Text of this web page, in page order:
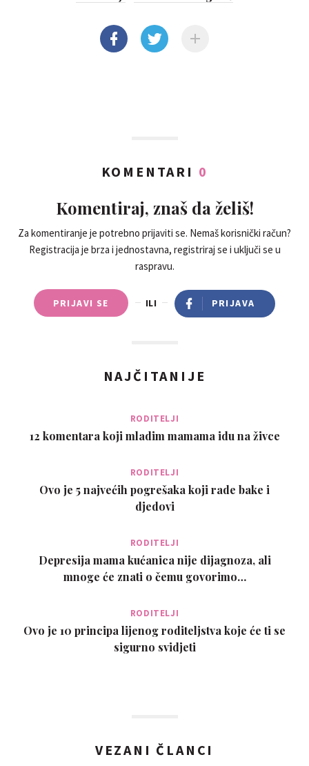
KOMENTARI 0
Komentiraj, znaš da želiš!
Za komentiranje je potrebno prijaviti se. Nemaš korisnički račun?
Registracija je brza i jednostavna, registriraj se i uključi se u
raspravu.
PRIJAVI SE ILI PRIJAVA
NAJČITANIJE
RODITELJI
12 komentara koji mladim mamama idu na živce
RODITELJI
Ovo je 5 najvećih pogrešaka koji rade bake i
djedovi
RODITELJI
Depresija mama kućanica nije dijagnoza, ali
mnoge će znati o čemu govorimo…
RODITELJI
Ovo je 10 principa lijenog roditeljstva koje će ti se
sigurno svidjeti
VEZANI ČLANCI